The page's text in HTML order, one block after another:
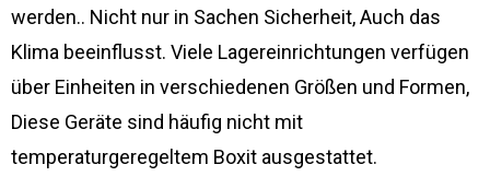
werden.. Nicht nur in Sachen Sicherheit, Auch das
Klima beeinflusst. Viele Lagereinrichtungen verfügen
über Einheiten in verschiedenen Größen und Formen,
Diese Geräte sind häufig nicht mit
temperaturgeregeltem Boxit ausgestattet.